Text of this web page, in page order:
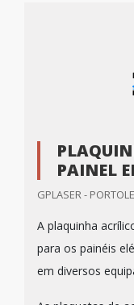
PAINEL
GPLASER -
A plaquinha
para os painéis
em diversos